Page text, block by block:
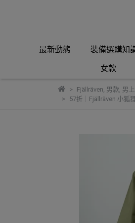
最新動態 裝備選購知
女款
Fjällräven, 男款, 男
57折｜Fjällräven 小狐